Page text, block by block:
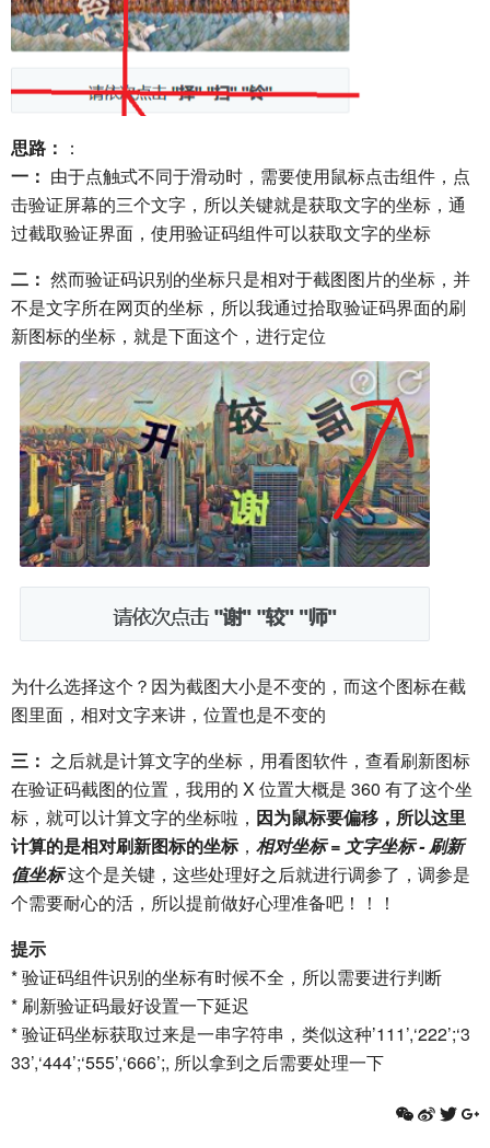
思路： ：
一： 由于点触式不同于滑动时，需要使用鼠标点击组件，点
击验证屏幕的三个文字，所以关键就是获取文字的坐标，通
过截取验证界面，使用验证码组件可以获取文字的坐标
二： 然而验证码识别的坐标只是相对于截图图片的坐标，并
不是文字所在网页的坐标，所以我通过拾取验证码界面的刷
新图标的坐标，就是下面这个，进行定位
为什么选择这个？因为截图大小是不变的，而这个图标在截
图里面，相对文字来讲，位置也是不变的
三： 之后就是计算文字的坐标，用看图软件，查看刷新图标
在验证码截图的位置，我用的 X 位置大概是 360 有了这个坐
标，就可以计算文字的坐标啦， 因为鼠标要偏移，所以这里
计算的是相对刷新图标的坐标， 相对坐标 = 文字坐标 - 刷新
值坐标这个是关键，这些处理好之后就进行调参了，调参是
个需要耐心的活，所以提前做好心理准备吧！！！
提示
* 验证码组件识别的坐标有时候不全，所以需要进行判断
* 刷新验证码最好设置一下延迟
* 验证码坐标获取过来是一串字符串，类似这种’111’,‘222’;‘3
33’,‘444’;‘555’,‘666’;, 所以拿到之后需要处理一下